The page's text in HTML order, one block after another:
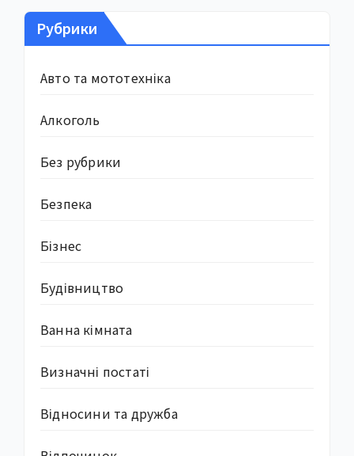
Рубрики
Авто та мототехніка
Алкоголь
Без рубрики
Безпека
Бізнес
Будівництво
Ванна кімната
Визначні постаті
Відносини та дружба